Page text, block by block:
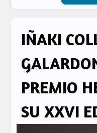
IÑAKI
PREMIO
SU XXVI